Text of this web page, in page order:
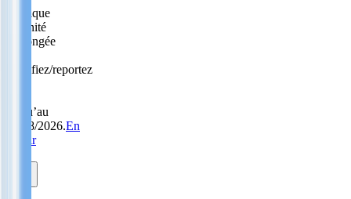
Politique
Sérénité
prolongée
modifiez/reportez
jusqu’au
31/08/2026.En
savoir